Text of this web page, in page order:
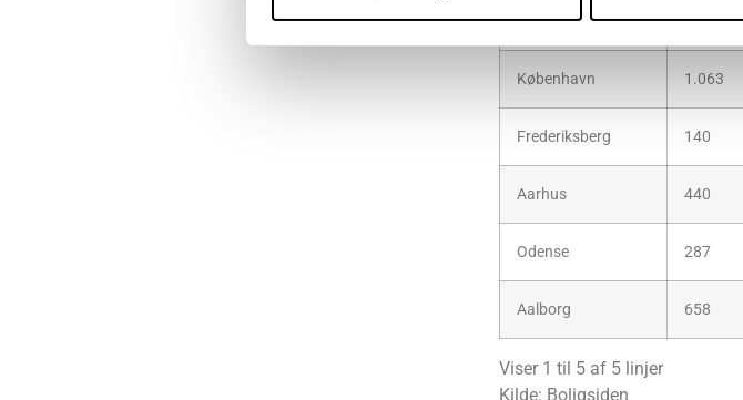
København 1.063
Frederiksberg 140
Aarhus 440
Odense 287
Aalborg 658
Viser 1 til 5 af 5 linjer
Kilde: Boligsiden